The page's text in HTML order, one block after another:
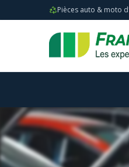
Pièces auto & moto